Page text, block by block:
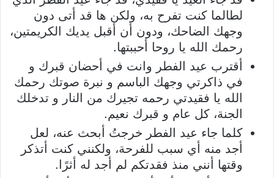
لطالما كنت تفرح به، ولكن ها قد أتى دون
وجهك الضاحك، ودون أن أقبل يديك الكريمتين،
رحمك الله يا روحا أحببتها.
أقترب عيد الفطر وانت في أحضان قبرك و
في ذاكرتي وجهك الباسم و نبرة صوتك رحمك
الله يا فقيدتي رحمه تجيرك من النار و تدخلك
الجنة، كل عام و قبرك نعيم.
كلما جاء عيد الفطر خرجتُ أبحث عنه، لعل
أجد منه أي سبب للفرحة، ولكنني كنت أتذكر
وقتها أنني منذ فقدتكم لم أجد له أثرًا.